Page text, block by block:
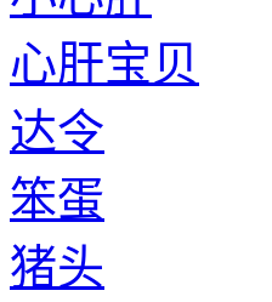
心肝宝贝
达令
笨蛋
猪头